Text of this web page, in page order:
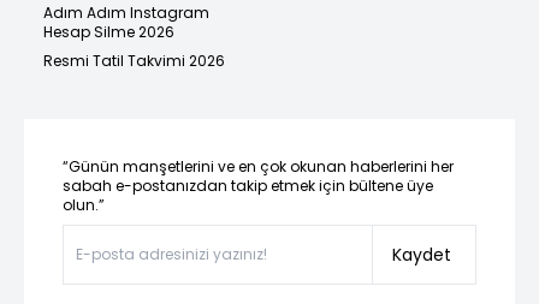
Adım Adım Instagram
Hesap Silme 2026
Resmi Tatil Takvimi 2026
“Günün manşetlerini ve en çok okunan haberlerini her
sabah e-postanızdan takip etmek için bültene üye
olun.”
Kaydet